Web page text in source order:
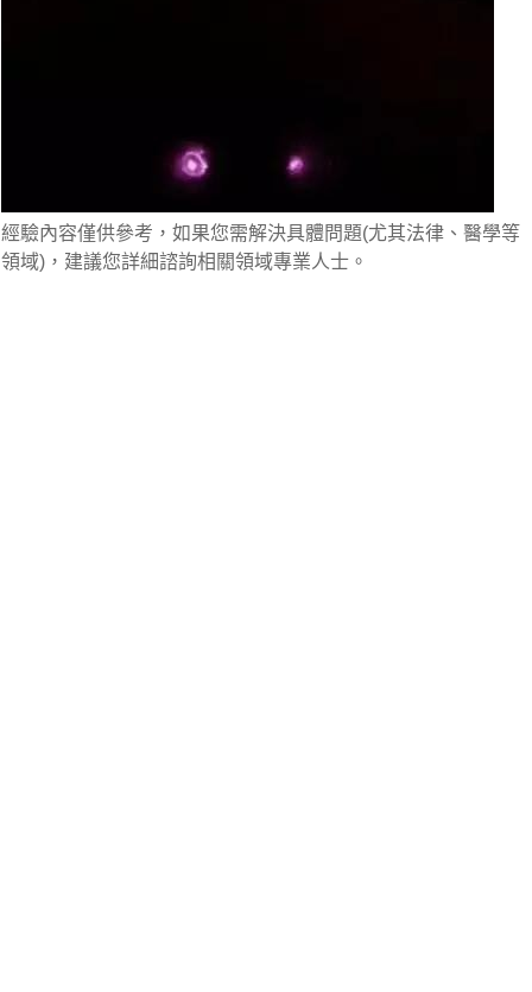
經驗內容僅供參考，如果您需解決具體問題(尤其法律、醫學等
領域)，建議您詳細諮詢相關領域專業人士。